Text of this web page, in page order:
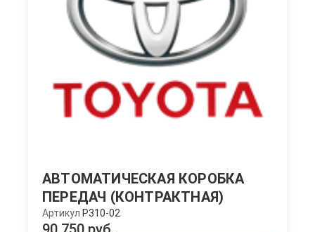
АВТОМАТИЧЕСКАЯ КОРОБКА
ПЕРЕДАЧ (КОНТРАКТНАЯ)
Артикул P310-02